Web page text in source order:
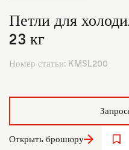
Петли для
23 кг
Номер статьи: KMSL200
Открыть брошюру